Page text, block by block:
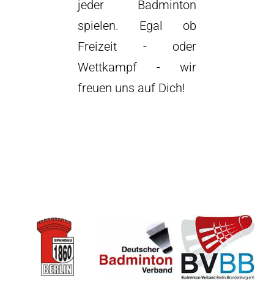
jeder Badminton
spielen. Egal ob
Freizeit - oder
Wettkampf - wir
freuen uns auf Dich!